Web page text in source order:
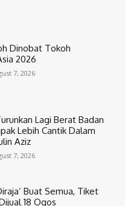
Dinobat Tokoh
2026
7, 2026
Lagi Berat Badan
Lebih Cantik Dalam
Aziz
7, 2026
Buat Semua, Tiket
18 Ogos